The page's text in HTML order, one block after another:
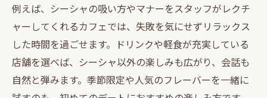
渋谷で男女が心地よく過ごせるシーシャの
魅力
ゆっくり会話が弾む渋谷シーシャの選び方
ポイント
渋谷シーシャで静かな大人時間を楽しむ方
例えば、シーシャの吸い方やマナーをスタッフがレクチ
ャーしてくれるカフェでは、失敗を気にせずリラックス
した時間を過ごせます。ドリンクや軽食が充実している
店舗を選べば、シーシャ以外の楽しみも広がり、会話も
自然と弾みます。季節限定や人気のフレーバーを一緒に